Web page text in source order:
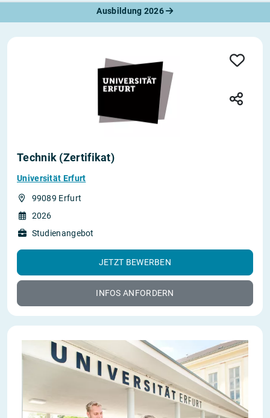
Ausbildung 2026
Technik (Zertifikat)
Universität Erfurt
99089 Erfurt
2026
Studienangebot
JETZT BEWERBEN
INFOS ANFORDERN